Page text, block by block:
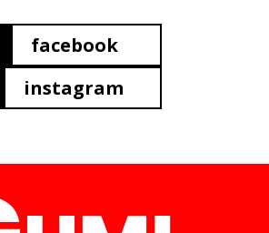
facebook
instagram